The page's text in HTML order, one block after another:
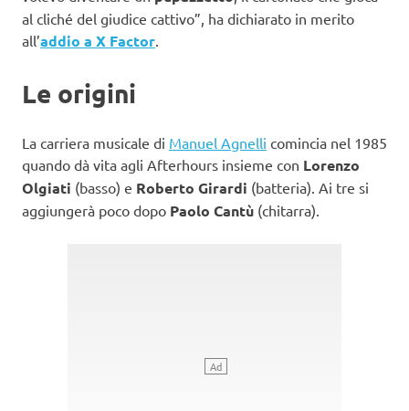
al cliché del giudice cattivo”, ha dichiarato in merito
all’addio a X Factor
Le origini
La carriera musicale di Manuel Agnelli comincia nel 1985
quando dà vita agli Afterhours insieme con Lorenzo
Olgiati (basso) e Roberto Girardi (batteria). Ai tre si
aggiungerà poco dopo Paolo Cantù (chitarra).